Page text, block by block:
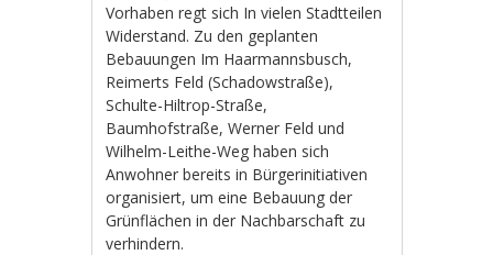
Vorhaben regt sich In vielen Stadtteilen
Widerstand. Zu den geplanten
Bebauungen Im Haarmannsbusch,
Reimerts Feld (Schadowstraße),
Schulte-Hiltrop-Straße,
Baumhofstraße, Werner Feld und
Wilhelm-Leithe-Weg haben sich
Anwohner bereits in Bürgerinitiativen
organisiert, um eine Bebauung der
Grünflächen in der Nachbarschaft zu
verhindern.